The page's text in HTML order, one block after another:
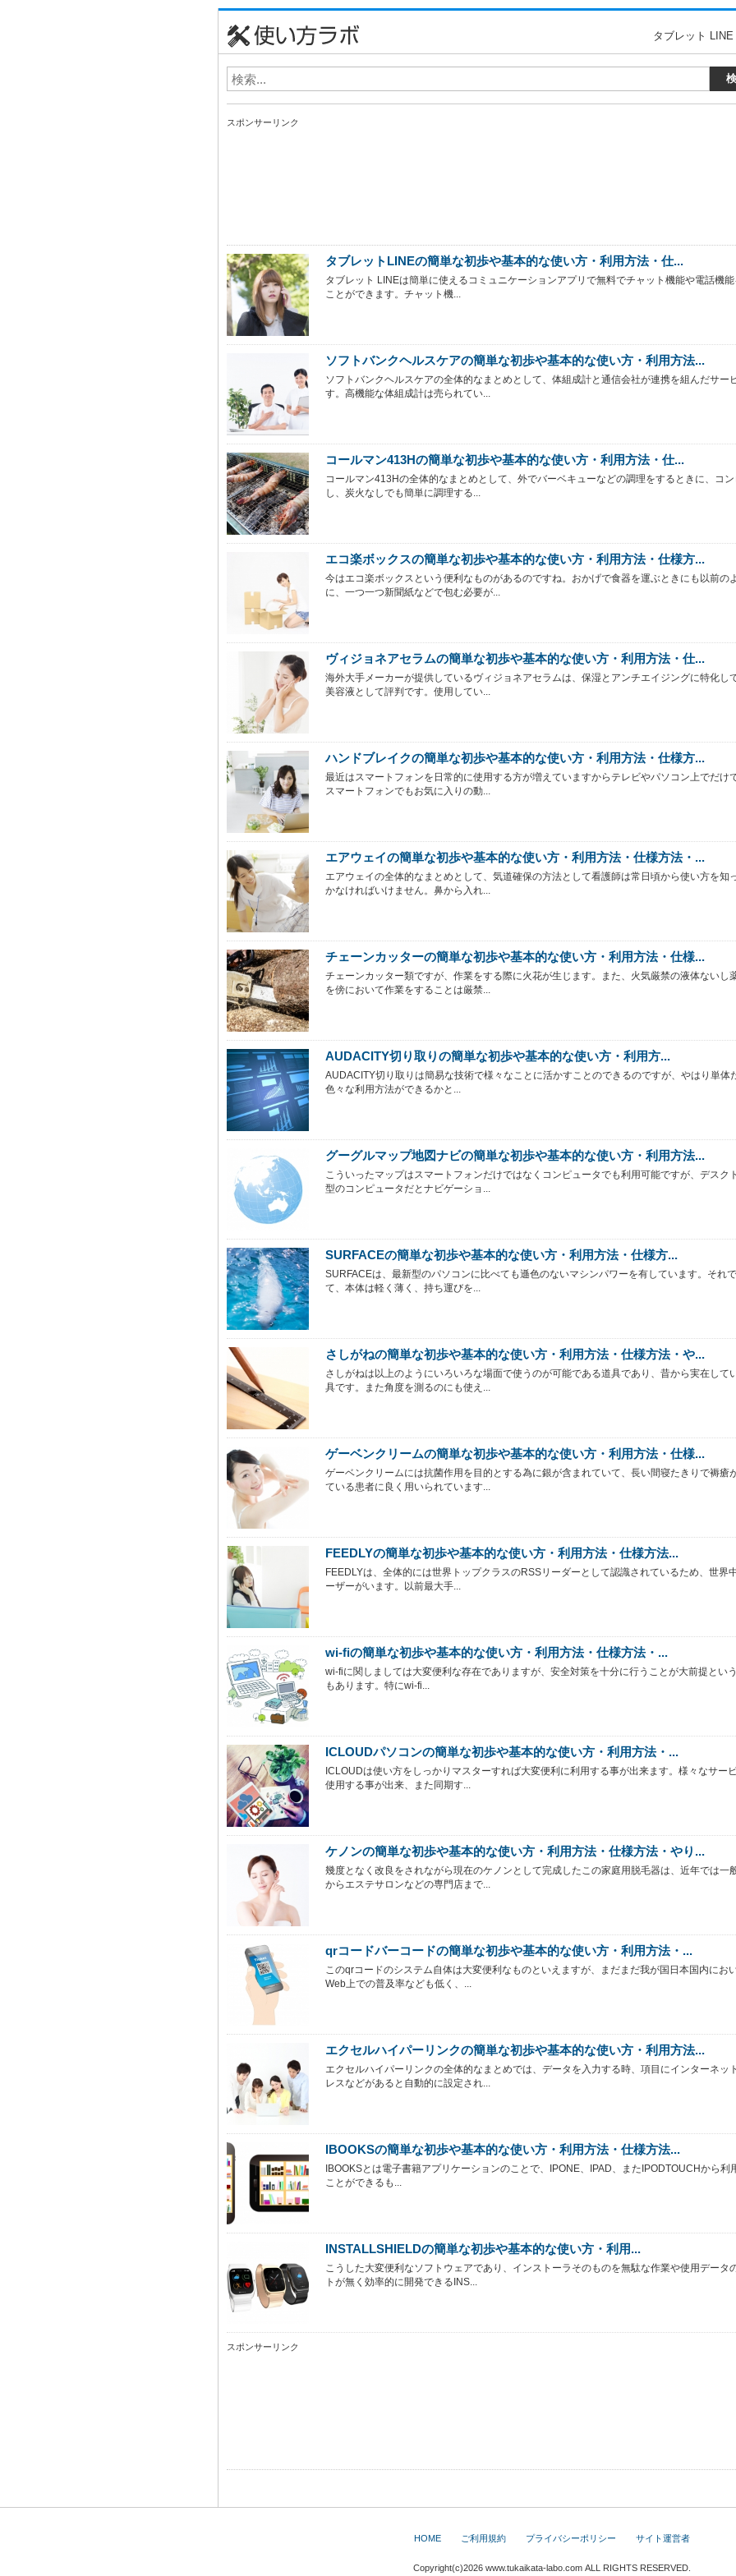
タブレット
スポンサーリンク
タブレットLINEの簡単な初歩や基本的な使い方・利用方法・仕...
タブレット LINEは簡単に使えるコミュニケーションアプリで無料でチャット機能や電話機能
ことができます。チャット機...
ソフトバンクヘルスケアの簡単な初歩や基本的な使い方・利用方法...
ソフトバンクヘルスケアの全体的なまとめとして、体組成計と通信会社が連携を組んだサー
す。高機能な体組成計は売られてい...
コールマン413Hの簡単な初歩や基本的な使い方・利用方法・仕...
コールマン413Hの全体的なまとめとして、外でバーベキューなどの調理をするときに、コン
し、炭火なしでも簡単に調理する...
エコ楽ボックスの簡単な初歩や基本的な使い方・利用方法・仕様方...
今はエコ楽ボックスという便利なものがあるのですね。おかげで食器を運ぶときにも以前の
に、一つ一つ新聞紙などで包む必要が...
ヴィジョネアセラムの簡単な初歩や基本的な使い方・利用方法・仕...
海外大手メーカーが提供しているヴィジョネアセラムは、保湿とアンチエイジングに特化し
美容液として評判です。使用してい...
ハンドブレイクの簡単な初歩や基本的な使い方・利用方法・仕様方...
最近はスマートフォンを日常的に使用する方が増えていますからテレビやパソコン上でだけ
スマートフォンでもお気に入りの動...
エアウェイの簡単な初歩や基本的な使い方・利用方法・仕様方法・...
エアウェイの全体的なまとめとして、気道確保の方法として看護師は常日頃から使い方を知
かなければいけません。鼻から入れ...
チェーンカッターの簡単な初歩や基本的な使い方・利用方法・仕様...
チェーンカッター類ですが、作業をする際に火花が生じます。また、火気厳禁の液体ないし
を傍において作業をすることは厳禁...
AUDACITY切り取りの簡単な初歩や基本的な使い方・利用方...
AUDACITY切り取りは簡易な技術で様々なことに活かすことのできるのですが、やはり単体
色々な利用方法ができるかと...
グーグルマップ地図ナビの簡単な初歩や基本的な使い方・利用方法...
こういったマップはスマートフォンだけではなくコンピュータでも利用可能ですが、デスク
型のコンピュータだとナビゲーショ...
SURFACEの簡単な初歩や基本的な使い方・利用方法・仕様方...
SURFACEは、最新型のパソコンに比べても遜色のないマシンパワーを有しています。それ
て、本体は軽く薄く、持ち運びを...
さしがねの簡単な初歩や基本的な使い方・利用方法・仕様方法・や...
さしがねは以上のようにいろいろな場面で使うのが可能である道具であり、昔から実在して
具です。また角度を測るのにも使え...
ゲーベンクリームの簡単な初歩や基本的な使い方・利用方法・仕様...
ゲーベンクリームには抗菌作用を目的とする為に銀が含まれていて、長い間寝たきりで褥瘡
ている患者に良く用いられています...
FEEDLYの簡単な初歩や基本的な使い方・利用方法・仕様方法...
FEEDLYは、全体的には世界トップクラスのRSSリーダーとして認識されているため、世界
ーザーがいます。以前最大手...
wi-fiの簡単な初歩や基本的な使い方・利用方法・仕様方法・...
wi-fiに関しましては大変便利な存在でありますが、安全対策を十分に行うことが大前提とい
もあります。特にwi-fi...
ICLOUDパソコンの簡単な初歩や基本的な使い方・利用方法・...
ICLOUDは使い方をしっかりマスターすれば大変便利に利用する事が出来ます。様々なサー
使用する事が出来、また同期す...
ケノンの簡単な初歩や基本的な使い方・利用方法・仕様方法・やり...
幾度となく改良をされながら現在のケノンとして完成したこの家庭用脱毛器は、近年では一
からエステサロンなどの専門店まで...
qrコードバーコードの簡単な初歩や基本的な使い方・利用方法・...
このqrコードのシステム自体は大変便利なものといえますが、まだまだ我が国日本国内にお
Web上での普及率なども低く、...
エクセルハイパーリンクの簡単な初歩や基本的な使い方・利用方法...
エクセルハイパーリンクの全体的なまとめでは、データを入力する時、項目にインターネッ
レスなどがあると自動的に設定され...
IBOOKSの簡単な初歩や基本的な使い方・利用方法・仕様方法...
IBOOKSとは電子書籍アプリケーションのことで、IPONE、IPAD、またIPODTOUCHから利
ことができるも...
INSTALLSHIELDの簡単な初歩や基本的な使い方・利用...
こうした大変便利なソフトウェアであり、インストーラそのものを無駄な作業や使用データ
トが無く効率的に開発できるINS...
スポンサーリンク
HOME ご利用規約 プライバシーポリシー サイト運営者
Copyright(c)2026 www.tukaikata-labo.com ALL RIGHTS RESERVED.